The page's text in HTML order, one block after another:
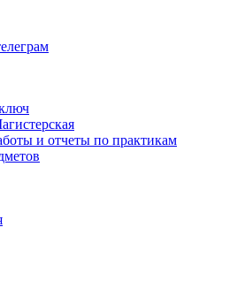
и отчеты по практикам